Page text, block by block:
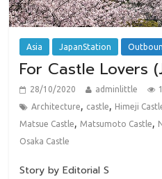
Asia JapanStation
For Castle Lovers
28/10/2020 adminlittle
Architecture, castle, Himeji
Matsue Castle, Matsumoto Castle,
Osaka Castle
Story by Editorial S